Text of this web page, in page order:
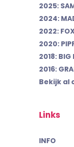
2025:
2024:
2022:
2020:
2018: BIG
2016:
Bekijk al
Links
INFO